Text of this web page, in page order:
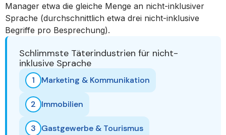
Manager etwa die gleiche Menge an nicht-inklusiver
Sprache (durchschnittlich etwa drei nicht-inklusive
Begriffe pro Besprechung).
Schlimmste Täterindustrien für nicht-
inklusive Sprache
1 Marketing & Kommunikation
2 Immobilien
3 Gastgewerbe & Tourismus